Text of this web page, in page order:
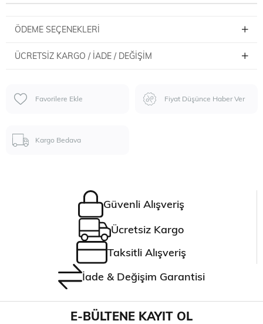
ÖDEME SEÇENEKLERI
ÜCRETSIZ KARGO / İADE / DEĞIŞIM
Favorilere Ekle Fiyat Düşünce Haber Ver
Kargo Bedava
Güvenli Alışveriş
Ücretsiz Kargo
Taksitli Alışveriş
İade & Değişim Garantisi
E-BÜLTENE KAYIT OL